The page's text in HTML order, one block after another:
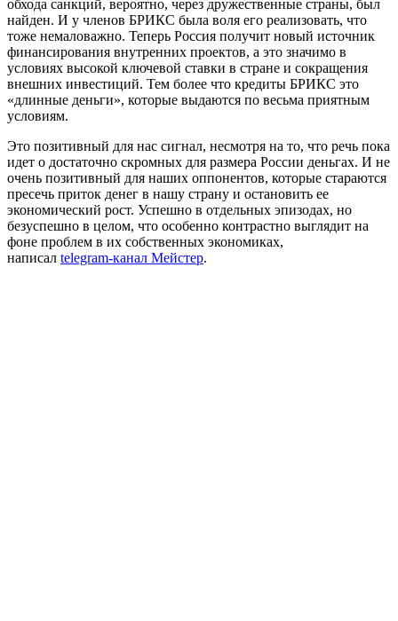
обхода санкций, вероятно, через дружественные страны, был
найден. И у членов БРИКС была воля его реализовать, что
тоже немаловажно. Теперь Россия получит новый источник
финансирования внутренних проектов, а это значимо в
условиях высокой ключевой ставки в стране и сокращения
внешних инвестиций. Тем более что кредиты БРИКС это
«длинные деньги», которые выдаются по весьма приятным
условиям.
Это позитивный для нас сигнал, несмотря на то, что речь пока
идет о достаточно скромных для размера России деньгах. И не
очень позитивный для наших оппонентов, которые стараются
пресечь приток денег в нашу страну и остановить ее
экономический рост. Успешно в отдельных эпизодах, но
безуспешно в целом, что особенно контрастно выглядит на
фоне проблем в их собственных экономиках,
написал telegram-канал Мейстер.